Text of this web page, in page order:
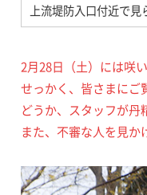
上流堤防入口付近で見
2月28日（土）には咲
せっかく、皆さまにご
どうか、スタッフが
また、不審な人を見